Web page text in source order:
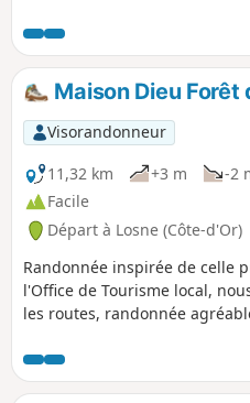
Maison Dieu Forêt
Visorandonneur
11,32 km
+3 m -2
Facile
Départ à Losne (Côte-d'Or)
Randonnée inspirée de celle
l'Office de Tourisme local,
les routes, randonnée